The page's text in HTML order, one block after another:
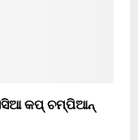
କପ୍ ଚମ୍ପିଆନ୍